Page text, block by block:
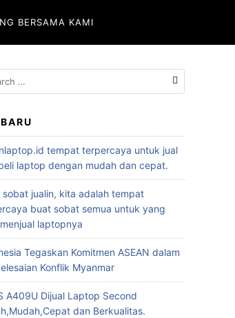
BERSAMA KAMI
tempat terpercaya untuk jual
laptop dengan mudah dan cepat.
sobat jualin, kita adalah tempat
buat sobat semua untuk yang
laptopnya
Tegaskan Komitmen ASEAN dalam
Konflik Myanmar
A409U Dijual Laptop Second
dan Berkualitas.